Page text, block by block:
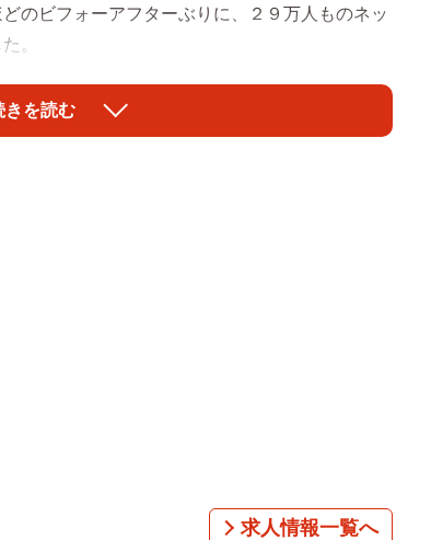
のビフォーアフターぶりに、２９万人ものネッ
。
きを読む
求人情報一覧へ